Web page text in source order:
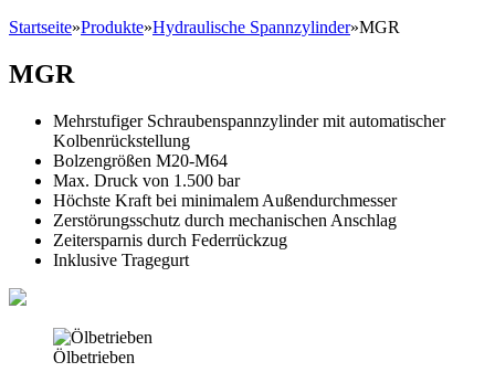
Startseite»Produkte»Hydraulische Spannzylinder»MGR
MGR
Mehrstufiger Schraubenspannzylinder mit automatischer
Kolbenrückstellung
Bolzengrößen M20-M64
Max. Druck von 1.500 bar
Höchste Kraft bei minimalem Außendurchmesser
Zerstörungsschutz durch mechanischen Anschlag
Zeitersparnis durch Federrückzug
Inklusive Tragegurt
Ölbetrieben